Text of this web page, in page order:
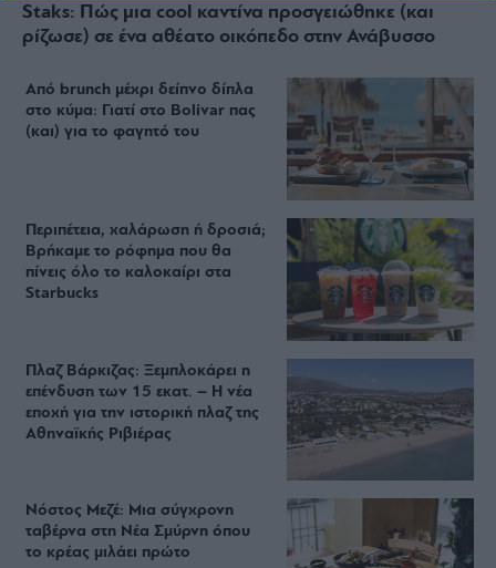
Staks: Πώς μια cool καντίνα προσγειώθηκε (και
ρίζωσε) σε ένα αθέατο οικόπεδο στην Ανάβυσσο
Από brunch μέχρι δείπνο δίπλα
στο κύμα: Γιατί στο Bolivar πας
(και) για το φαγητό του
Περιπέτεια, χαλάρωση ή δροσιά;
Βρήκαμε το ρόφημα που θα
πίνεις όλο το καλοκαίρι στα
Starbucks
Πλαζ Βάρκιζας: Ξεμπλοκάρει η
επένδυση των 15 εκατ. – Η νέα
εποχή για την ιστορική πλαζ της
Αθηναϊκής Ριβιέρας
Νόστος Μεζέ: Μια σύγχρονη
ταβέρνα στη Νέα Σμύρνη όπου
το κρέας μιλάει πρώτο